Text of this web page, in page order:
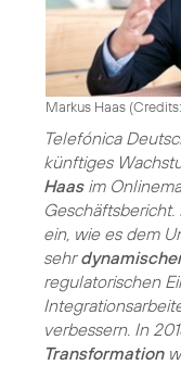
Markus Haas (
Telefónica
künftiges
Haasim
ein, wie es dem
sehr
regulatorischen
verbessern. In
Transformation